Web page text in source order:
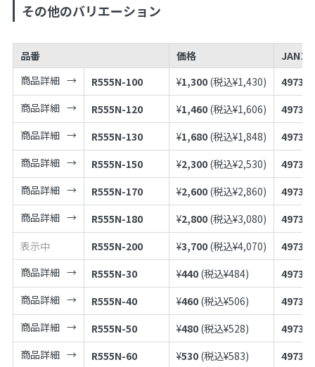
その他のバリエーション
品番 価格
JANコ
商品詳細
R555N-100 ¥1,300 (税込¥1,430)
商品詳細
R555N-120 ¥1,460 (税込¥1,606)
商品詳細
R555N-130 ¥1,680 (税込¥1,848)
商品詳細
R555N-150 ¥2,300 (税込¥2,530)
商品詳細
R555N-170 ¥2,600 (税込¥2,860)
商品詳細
R555N-180 ¥2,800 (税込¥3,080)
表示中
R555N-200 ¥3,700 (税込¥4,070)
商品詳細
R555N-30 ¥440 (税込¥484)
商品詳細
R555N-40 ¥460 (税込¥506)
商品詳細
R555N-50 ¥480 (税込¥528)
商品詳細
R555N-60 ¥530 (税込¥583)